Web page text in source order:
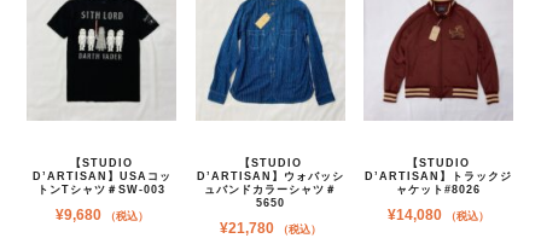
【STUDIO
D’ARTISAN】USAコッ
トンTシャツ＃SW-003
¥9,680 （税込）
【STUDIO
D’ARTISAN】ウォバッシ
ュバンドカラーシャツ＃
5650
¥21,780 （税込）
【STUDIO
D’ARTISAN】トラックジ
ャケット#8026
¥14,080 （税込）